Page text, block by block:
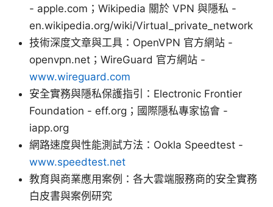
- apple.com；Wikipedia 關於 VPN 與隱私 -
en.wikipedia.org/wiki/Virtual_private_network
技術深度文章與工具：OpenVPN 官方網站 -
openvpn.net；WireGuard 官方網站 -
www.wireguard.com
安全實務與隱私保護指引：Electronic Frontier
Foundation - eff.org；國際隱私專家協會 -
iapp.org
網路速度與性能測試方法：Ookla Speedtest -
www.speedtest.net
教育與商業應用案例：各大雲端服務商的安全實務
白皮書與案例研究